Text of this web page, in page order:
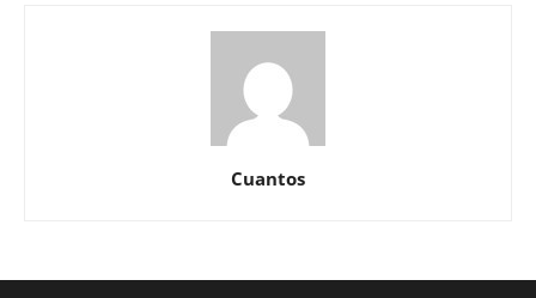
Cuantos